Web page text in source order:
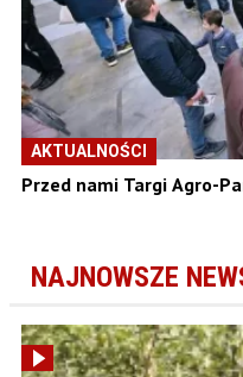
AKTUALNOŚCI
Przed nami Targi Agro-
NAJNOWSZE